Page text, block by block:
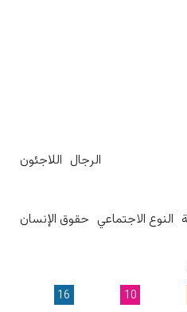
الرجال اللاجئون
النوع الاجتماعي حقوق الإنسان
10
16